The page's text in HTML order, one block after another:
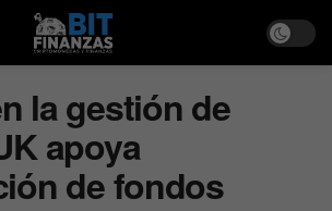
la gestión de
apoya
de fondos